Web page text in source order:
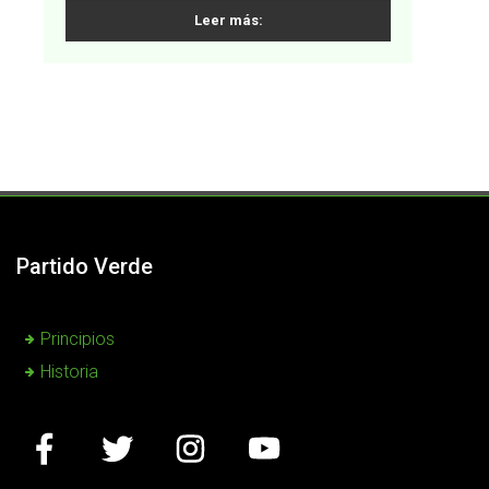
Leer más:
Leer más:
Leer más:
Partido Verde
Principios
Historia